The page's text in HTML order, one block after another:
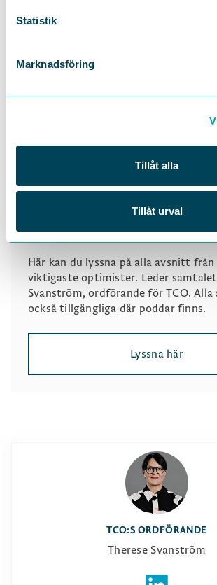
Statistik
Marknadsföring
Tillåt alla
Tillåt urval
Lyssna på alla avsnitt
Sveriges viktigaste
Här kan du lyssna på alla avsnitt från
viktigaste optimister. Leder
Svanström, ordförande för TCO.
också tillgängliga där poddar finns.
Lyssna här
TCO:S ORDFÖRANDE
Therese Svanström